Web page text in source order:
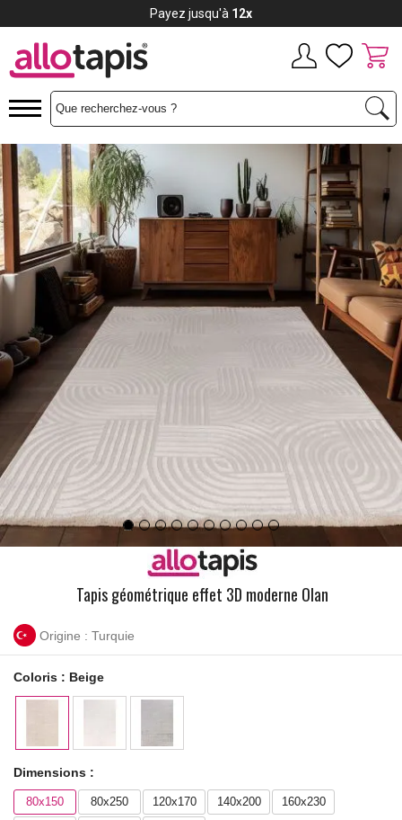
Tapis géométrique effet 3D moderne Olan
Origine : Turquie
Coloris : Beige
Dimensions :
80x150 80x250 120x170 140x200
160x230
Payez jusqu'à 12x